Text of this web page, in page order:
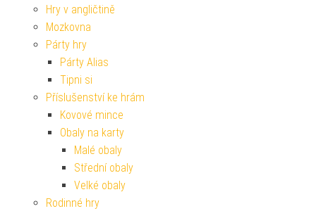
Hry v angličtině
Mozkovna
Párty hry
Párty Alias
Tipni si
Příslušenství ke hrám
Kovové mince
Obaly na karty
Malé obaly
Střední obaly
Velké obaly
Rodinné hry